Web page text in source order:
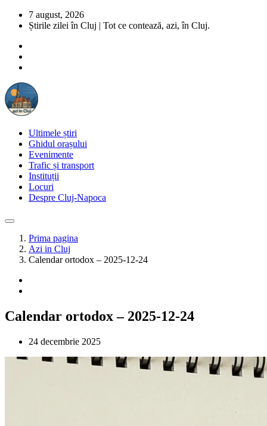
7 august, 2026
Știrile zilei în Cluj | Tot ce contează, azi, în Cluj.
Ultimele știri
Ghidul orașului
Evenimente
Trafic și transport
Instituții
Locuri
Despre Cluj-Napoca
Prima pagina
Azi in Cluj
Calendar ortodox – 2025-12-24
Calendar ortodox – 2025-12-24
24 decembrie 2025